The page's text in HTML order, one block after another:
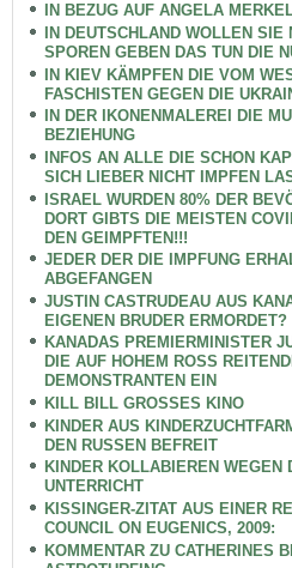
IN BEZUG AUF ANGELA
IN DEUTSCHLAND WOLLEN
SPOREN GEBEN DAS TUN DIE
IN KIEV KÄMPFEN DIE VOM
FASCHISTEN GEGEN DIE
IN DER IKONENMALEREI DIE
BEZIEHUNG
INFOS AN ALLE DIE SCHON
SICH LIEBER NICHT IMPFEN
ISRAEL WURDEN 80% DER
DORT GIBTS DIE MEISTEN
DEN GEIMPFTEN!!!
JEDER DER DIE IMPFUNG
ABGEFANGEN
JUSTIN CASTRUDEAU AUS
EIGENEN BRUDER ERMORDET?
KANADAS PREMIERMINISTER
DIE AUF HOHEM ROSS
DEMONSTRANTEN EIN
KILL BILL GROSSES KINO
KINDER AUS
DEN RUSSEN BEFREIT
KINDER KOLLABIEREN WEGEN
UNTERRICHT
KISSINGER-ZITAT AUS EINER
COUNCIL ON EUGENICS, 2009:
KOMMENTAR ZU CATHERINES